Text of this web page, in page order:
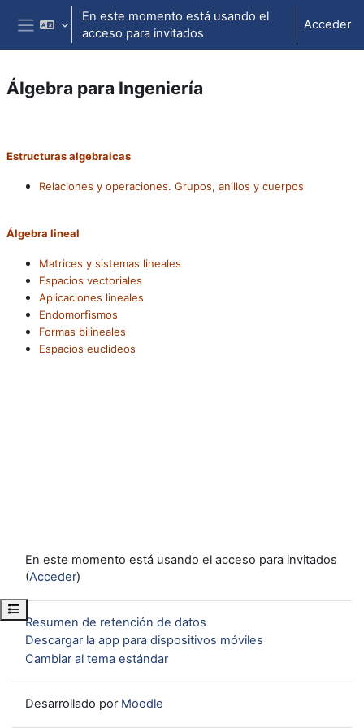
Salta al contenido principal
Panel lateral
En este momento está usando el
acceso para invitados
Acceder
Abrir índice del curso
Álgebra para Ingeniería
Estructuras algebraicas
Relaciones y operaciones. Grupos, anillos y cuerpos
Álgebra lineal
Matrices y sistemas lineales
Espacios vectoriales
Aplicaciones lineales
Endomorfismos
Formas bilineales
Espacios euclídeos
En este momento está usando el acceso para invitados
(Acceder)
Resumen de retención de datos
Descargar la app para dispositivos móviles
Cambiar al tema estándar
Desarrollado por Moodle